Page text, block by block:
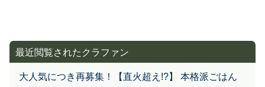
大人気につき再募集！【直火超え!?】 本格派ごはん
を手軽に「伊賀焼レンジ土鍋」